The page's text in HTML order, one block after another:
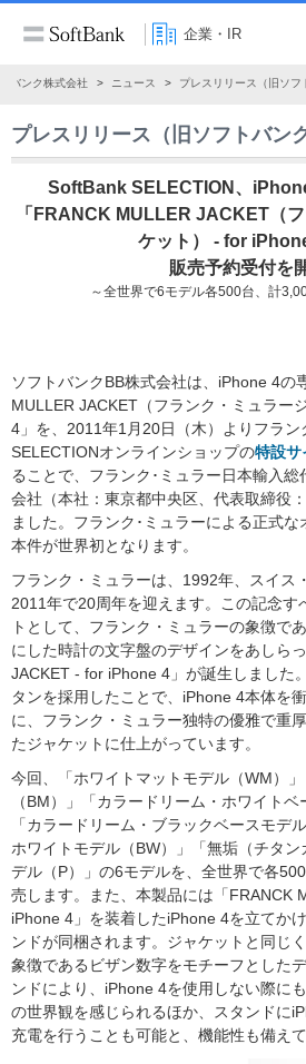
企業・IR
バンク株式会社 ニュース プレスリリース（旧ソフ
プレスリリース（旧ソフトバン
SoftBank SELECTION、
「FRANCK MULLER JACKET（
ケット） - for
販売予約受付を
～全世界で6モデル各500台、計
ソフトバンクBB株式会社は、iPhone 4の
MULLER JACKET（フランク・ミュラー
4」を、2011年1月20日（木）よりフラ
SELECTIONオンラインショップの特設サ
ることで、フランク･ミュラー日本輸入
会社（本社：東京都中央区、代表取締役
ました。フランク･ミュラーによる正式
本件が世界初となります。
フランク・ミュラーは、1992年、スイス
2011年で20周年を迎えます。この記念す
トとして、フランク・ミュラーの象徴で
にした時計の文字盤のデザインをあしら
JACKET - for iPhone 4」が誕生しました
タンを採用したことで、iPhone 4本体を
に、フランク・ミュラー独特の優雅で重
たジャケットに仕上がっています。
今回、「ホワイトマットモデル（WM）
（BM）」「カラードリーム・ホワイトベ
「カラードリーム・ブラックベースモデ
ホワイトモデル（BW）」「無垢（チタ
デル（P）」の6モデルを、全世界で各
売します。また、本製品には「FRANCK
iPhone 4」を装着したiPhone 4を立てか
ンドが同梱されます。ジャケットと同じ
象徴であるビザン数字をモチーフとした
ンドにより、iPhone 4を使用しない際に
の世界観を感じられるほか、スタンドに
充電を行うことも可能と、機能性も備えて